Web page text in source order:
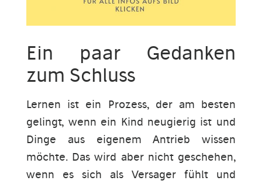
Ein paar Gedanken
zum Schluss
Lernen ist ein Prozess, der am besten
gelingt, wenn ein Kind neugierig ist und
Dinge aus eigenem Antrieb wissen
möchte. Das wird aber nicht geschehen,
wenn es sich als Versager fühlt und